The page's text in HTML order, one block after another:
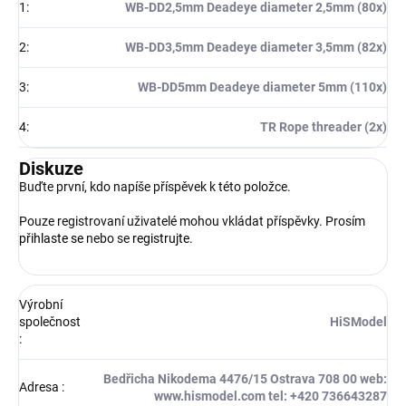
1 : WB-DD2,5mm Deadeye diameter 2,5mm (80x)
2: WB-DD3,5mm Deadeye diameter 3,5mm (82x)
3: WB-DD5mm Deadeye diameter 5mm (110x)
4: TR Rope threader (2x)
Diskuze
Buďte první, kdo napíše příspěvek k této položce.
Pouze registrovaní uživatelé mohou vkládat příspěvky. Prosím
přihlaste se nebo se registrujte.
Výrobní
společnost
:
HiSModel
Adresa :
Bedřicha Nikodema 4476/15 Ostrava 708 00 web:
www.hismodel.com tel: +420 736643287